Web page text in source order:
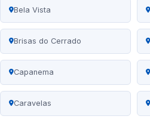
Bela Vista
Brisas do Cerrado
Capanema
Caravelas